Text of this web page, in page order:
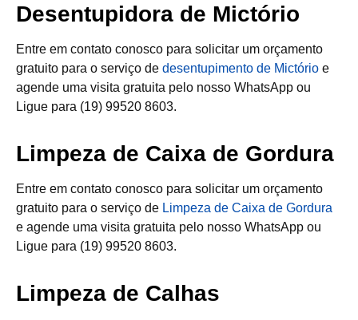
Desentupidora de Mictório
Entre em contato conosco para solicitar um orçamento
gratuito para o serviço de desentupimento de Mictório e
agende uma visita gratuita pelo nosso WhatsApp ou
Ligue para (19) 99520 8603.
Limpeza de Caixa de Gordura
Entre em contato conosco para solicitar um orçamento
gratuito para o serviço de Limpeza de Caixa de Gordura
e agende uma visita gratuita pelo nosso WhatsApp ou
Ligue para (19) 99520 8603.
Limpeza de Calhas